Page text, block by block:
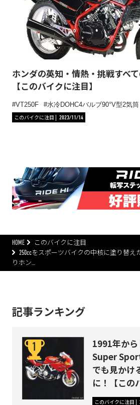
ホンダの英知・情熱・挑戦すべ
【このバイクに注目】
VT250F 水冷DOHC4バルブ90°V型2気筒
このバイクに注目
2023/11/14
HOME
このバイクに注目
250ccをスポーツバイクの中核に塗り替
りホン…
記事ランキング
1991年か
Super
でも見かけ
に！【この
このバイクに注目